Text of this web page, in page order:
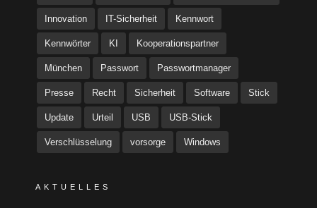
Innovation IT-Sicherheit Kennwort
Kennwörter KI Kooperationspartner
München Passwort Passwortmanager
Presse Recht Sicherheit Software Stick
Update Urteil USB USB-Stick
Verschlüsselung vorsorge Windows
AKTUELLES